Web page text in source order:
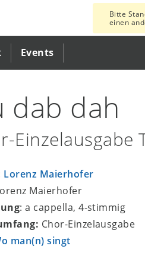
Events
Bitte
einen
dab dah
Einzelausgabe
Lorenz Maierhofer
Maierhofer
: a cappella, 4-stimmig
Chor-Einzelausgabe
man(n) singt